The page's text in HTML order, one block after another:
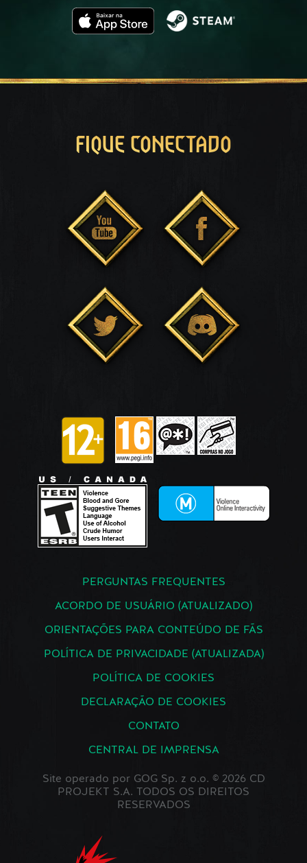
FIQUE CONECTADO
PERGUNTAS FREQUENTES
ACORDO DE USUÁRIO (ATUALIZADO)
ORIENTAÇÕES PARA CONTEÚDO DE FÃS
POLÍTICA DE PRIVACIDADE (ATUALIZADA)
POLÍTICA DE COOKIES
DECLARAÇÃO DE COOKIES
CONTATO
CENTRAL DE IMPRENSA
Site operado por GOG Sp. z o.o. © 2026 CD
PROJEKT S.A. TODOS OS DIREITOS
RESERVADOS